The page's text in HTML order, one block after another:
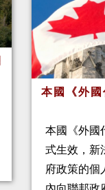
本國《外
本國《外國
式生效，新
府政策的個